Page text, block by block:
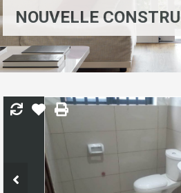
NOUVELLE